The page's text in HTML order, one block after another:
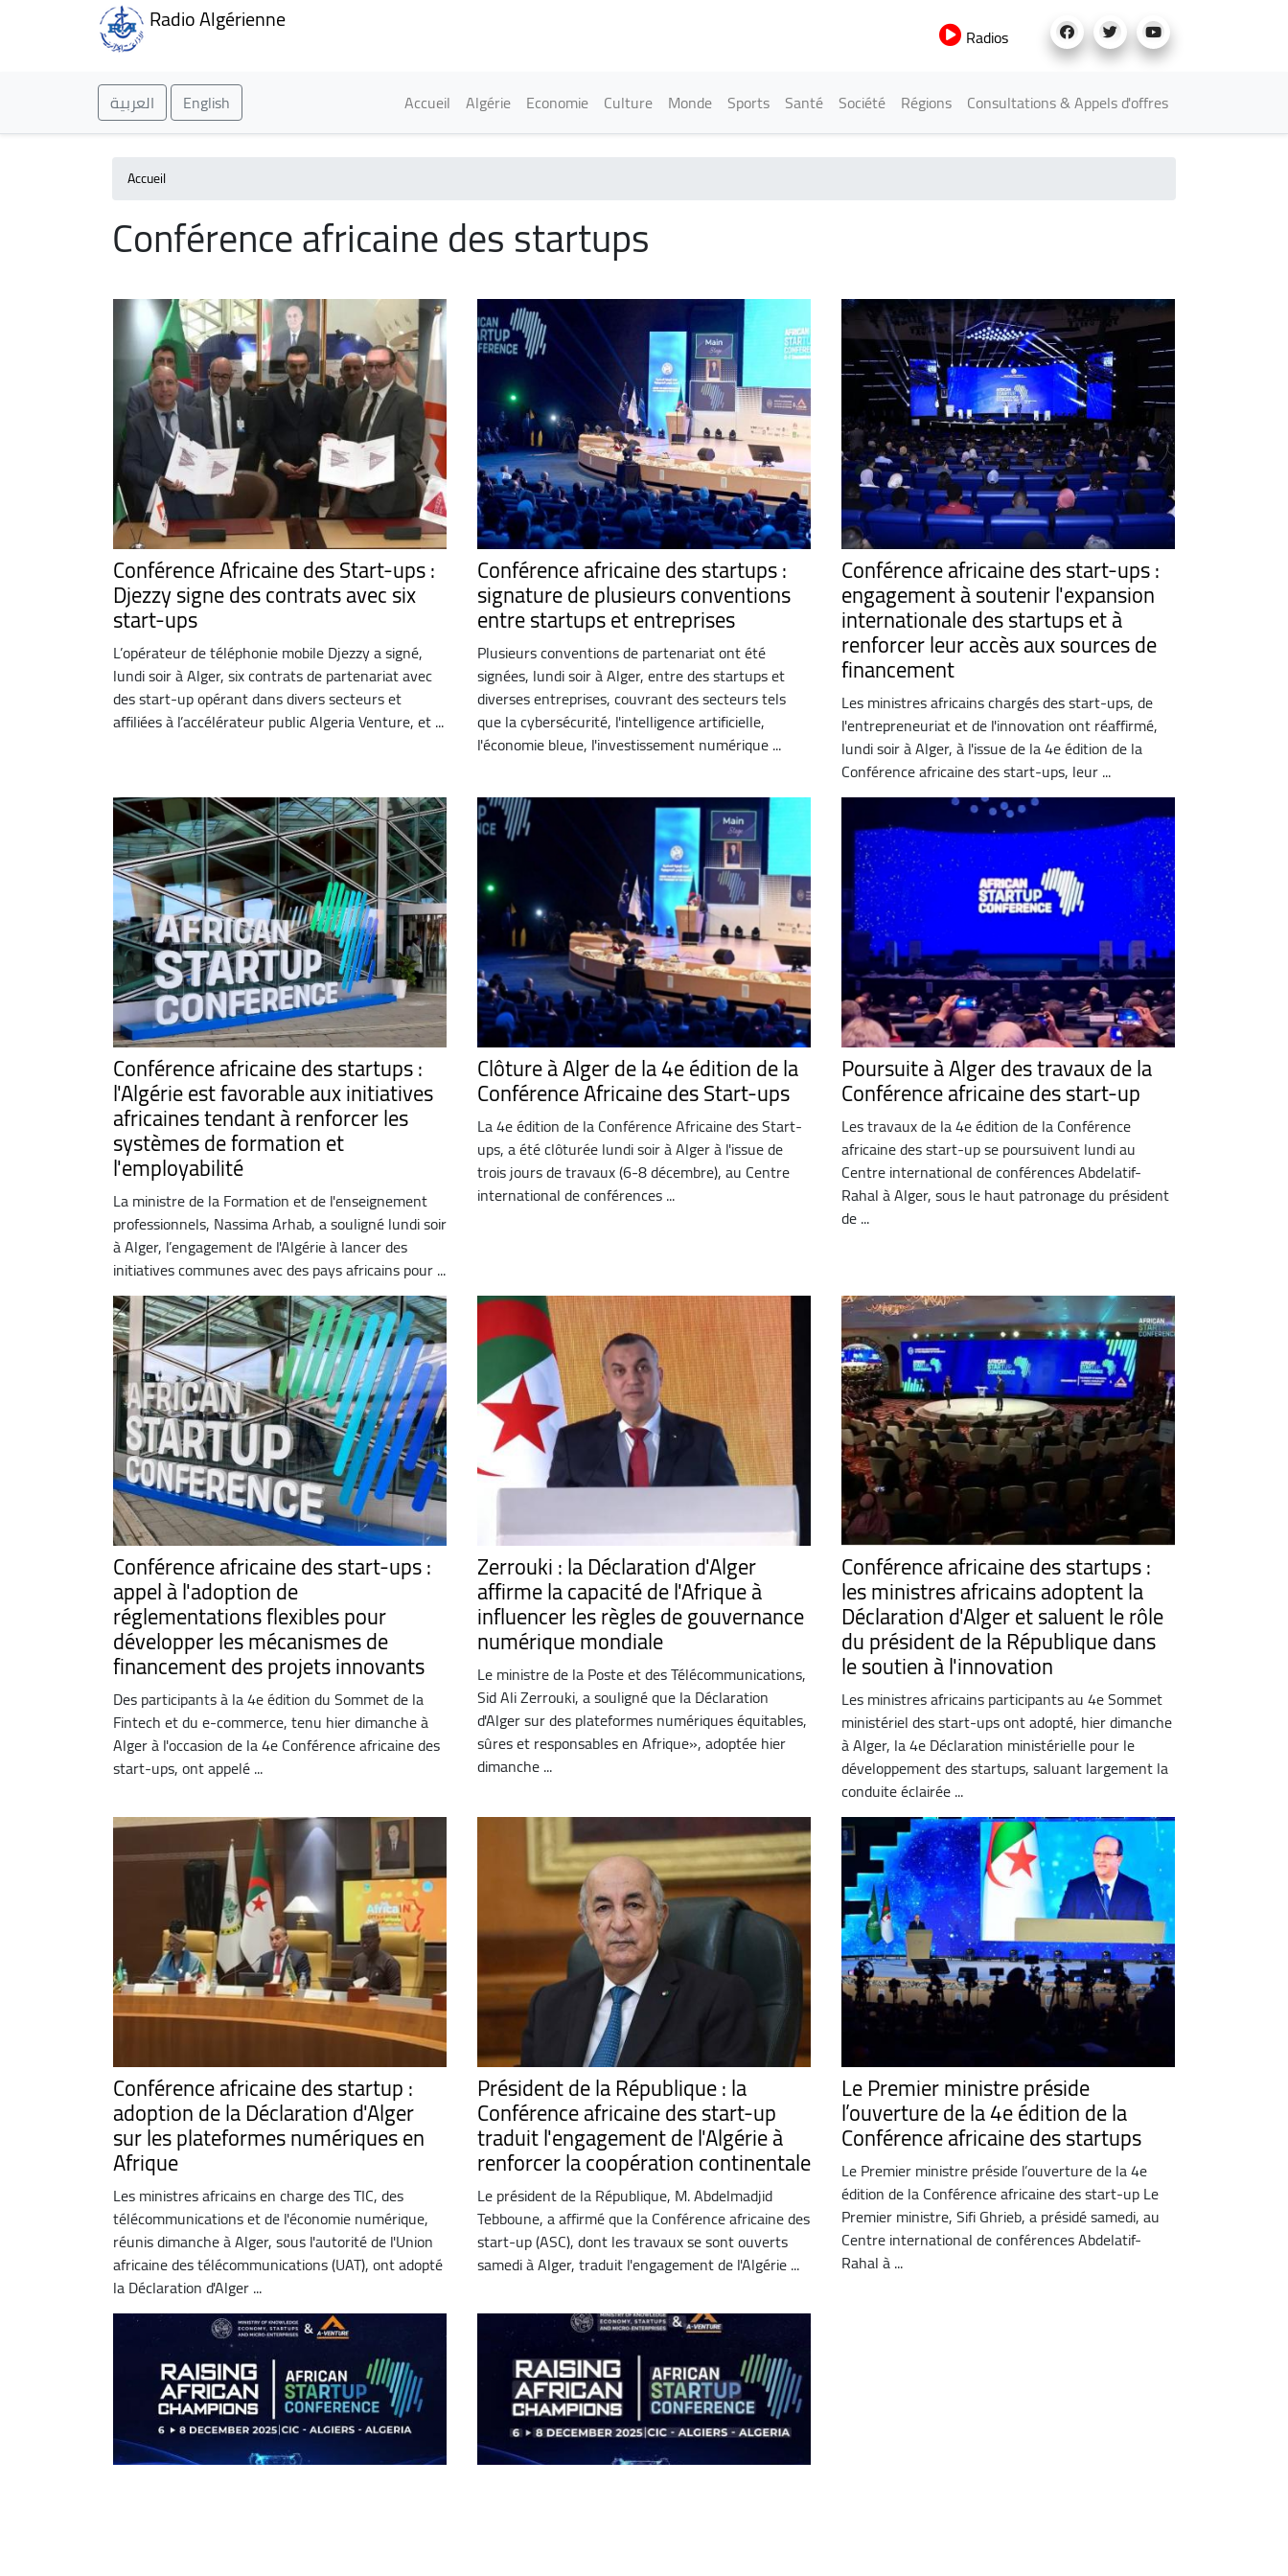
Radio Algérienne
Radios
العربية English Main navigation
Accueil Algérie Economie Culture Monde Sports Santé Société Régions Consultations & Appels d'offres
Accueil
Conférence africaine des startups
Conférence Africaine des Start-ups :
Djezzy signe des contrats avec six
start-ups
L’opérateur de téléphonie mobile Djezzy a signé,
lundi soir à Alger, six contrats de partenariat avec
des start-up opérant dans divers secteurs et
affiliées à l’accélérateur public Algeria Venture, et ...
Conférence africaine des startups :
signature de plusieurs conventions
entre startups et entreprises
Plusieurs conventions de partenariat ont été
signées, lundi soir à Alger, entre des startups et
diverses entreprises, couvrant des secteurs tels
que la cybersécurité, l'intelligence artificielle,
l'économie bleue, l'investissement numérique ...
Conférence africaine des start-ups :
engagement à soutenir l'expansion
internationale des startups et à
renforcer leur accès aux sources de
financement
Les ministres africains chargés des start-ups, de
l'entrepreneuriat et de l'innovation ont réaffirmé,
lundi soir à Alger, à l'issue de la 4e édition de la
Conférence africaine des start-ups, leur ...
Conférence africaine des startups :
l'Algérie est favorable aux initiatives
africaines tendant à renforcer les
systèmes de formation et
l'employabilité
La ministre de la Formation et de l'enseignement
professionnels, Nassima Arhab, a souligné lundi soir
à Alger, l’engagement de l'Algérie à lancer des
initiatives communes avec des pays africains pour ...
Clôture à Alger de la 4e édition de la
Conférence Africaine des Start-ups
La 4e édition de la Conférence Africaine des Start-
ups, a été clôturée lundi soir à Alger à l'issue de
trois jours de travaux (6-8 décembre), au Centre
international de conférences ...
Poursuite à Alger des travaux de la
Conférence africaine des start-up
Les travaux de la 4e édition de la Conférence
africaine des start-up se poursuivent lundi au
Centre international de conférences Abdelatif-
Rahal à Alger, sous le haut patronage du président
de ...
Conférence africaine des start-ups :
appel à l'adoption de
réglementations flexibles pour
développer les mécanismes de
financement des projets innovants
Des participants à la 4e édition du Sommet de la
Fintech et du e-commerce, tenu hier dimanche à
Alger à l'occasion de la 4e Conférence africaine des
start-ups, ont appelé ...
Zerrouki : la Déclaration d'Alger
affirme la capacité de l'Afrique à
influencer les règles de gouvernance
numérique mondiale
Le ministre de la Poste et des Télécommunications,
Sid Ali Zerrouki, a souligné que la Déclaration
d'Alger sur des plateformes numériques équitables,
sûres et responsables en Afrique», adoptée hier
dimanche ...
Conférence africaine des startups :
les ministres africains adoptent la
Déclaration d'Alger et saluent le rôle
du président de la République dans
le soutien à l'innovation
Les ministres africains participants au 4e Sommet
ministériel des start-ups ont adopté, hier dimanche
à Alger, la 4e Déclaration ministérielle pour le
développement des startups, saluant largement la
conduite éclairée ...
Conférence africaine des startup :
adoption de la Déclaration d'Alger
sur les plateformes numériques en
Afrique
Les ministres africains en charge des TIC, des
télécommunications et de l'économie numérique,
réunis dimanche à Alger, sous l'autorité de l'Union
africaine des télécommunications (UAT), ont adopté
la Déclaration d'Alger ...
Président de la République : la
Conférence africaine des start-up
traduit l'engagement de l'Algérie à
renforcer la coopération continentale
Le président de la République, M. Abdelmadjid
Tebboune, a affirmé que la Conférence africaine des
start-up (ASC), dont les travaux se sont ouverts
samedi à Alger, traduit l'engagement de l'Algérie ...
Le Premier ministre préside
l’ouverture de la 4e édition de la
Conférence africaine des startups
Le Premier ministre préside l’ouverture de la 4e
édition de la Conférence africaine des start-up Le
Premier ministre, Sifi Ghrieb, a présidé samedi, au
Centre international de conférences Abdelatif-
Rahal à ...